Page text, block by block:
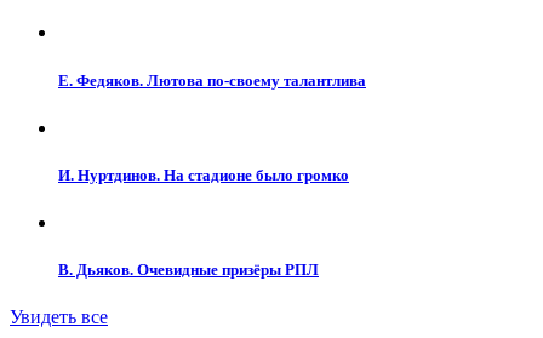
Е. Федяков. Лютова по-своему талантлива
И. Нуртдинов. На стадионе было громко
В. Дьяков. Очевидные призёры РПЛ
Увидеть все